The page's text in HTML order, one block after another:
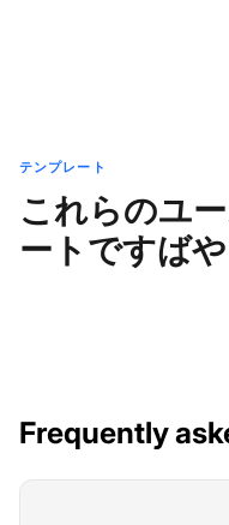
テンプレート
これらのユ
ートですば
Frequently